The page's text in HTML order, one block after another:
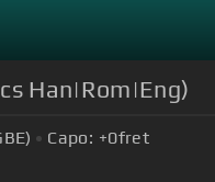
Han|Rom|Eng)
Capo: +0fret